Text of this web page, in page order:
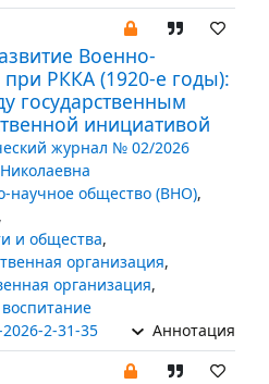
Военно-
РККА (1920-е годы):
государственным
инициативой
журнал № 02/2026
научное общество (ВНО),
,
и общества,
организация,
организация,
2-31-35 Аннотация